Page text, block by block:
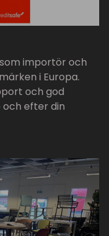
importör och
i Europa.
och god
och efter din